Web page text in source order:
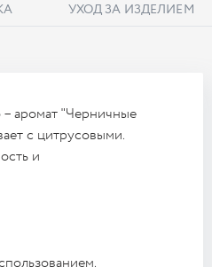
УХОД ЗА ИЗДЕЛИЕМ
аромат "Черничные
с цитрусовыми.
и